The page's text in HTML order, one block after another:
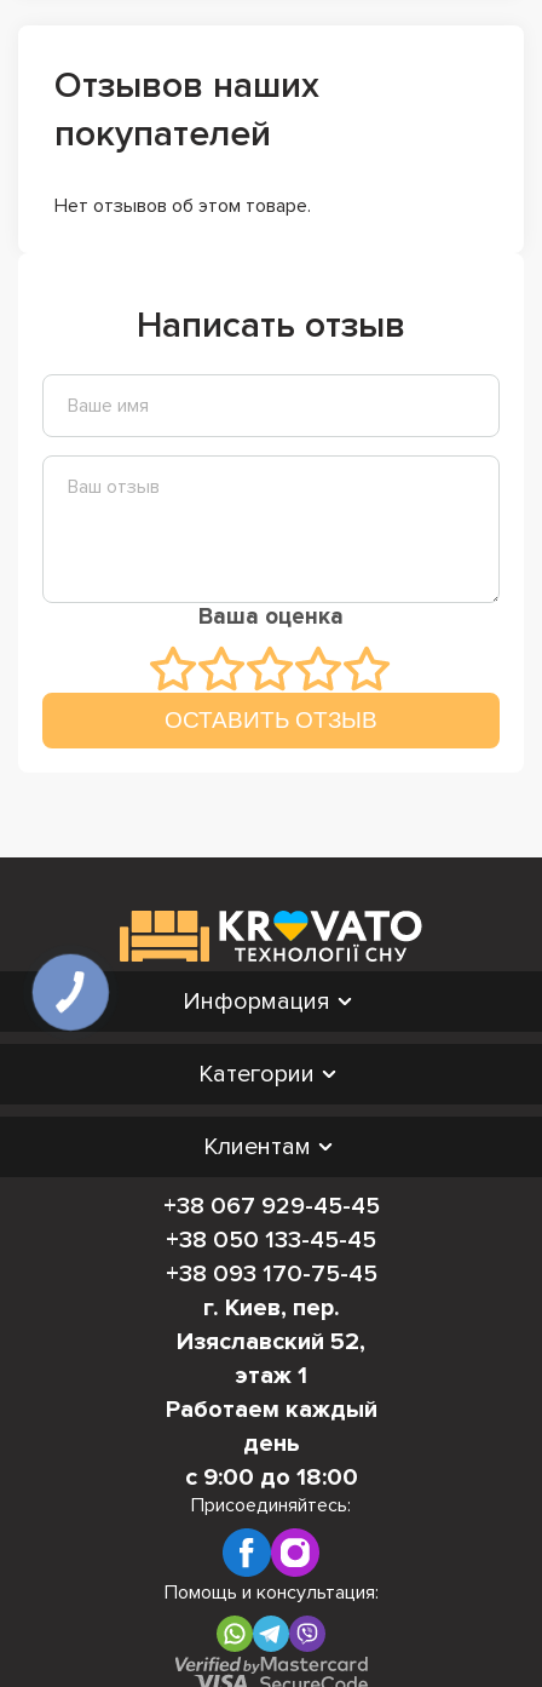
Отзывов наших
покупателей
Нет отзывов об этом товаре.
Написать отзыв
Ваша оценка
ОСТАВИТЬ ОТЗЫВ
Информация
Категории
Клиентам
+38 067 929-45-45
+38 050 133-45-45
+38 093 170-75-45
г. Киев, пер.
Изяславский 52,
этаж 1
Работаем каждый
день
с 9:00 до 18:00
Присоединяйтесь:
Помощь и консультация: